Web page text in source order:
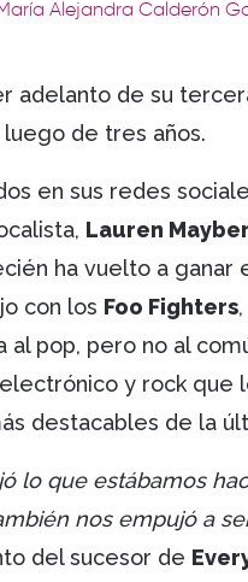
Alejandra Calderón
adelanto de su
de tres años.
en sus redes
Lauren
ha vuelto a ganar
con los Foo Fighters,
al pop, pero no al
y rock que
destacables de la
lo que estábamos
nos empujó a
del sucesor de